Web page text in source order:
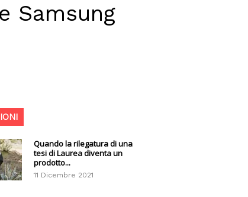
Samsung
Quando la rilegatura di una
tesi di Laurea diventa un
prodotto...
11 Dicembre 2021